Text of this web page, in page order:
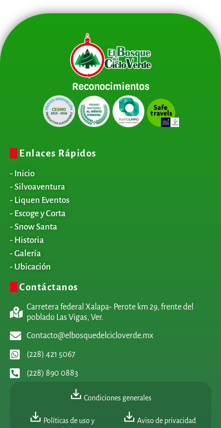
Reconocimientos
Enlaces Rápidos
- Inicio
- Silvoaventura
- Liquen Eventos
- Escoge y Corta
- Snow Santa
- Historia
- Galería
- Ubicación
Contáctanos
Carretera federal Xalapa- Perote km 29, frente del
poblado Las Vigas, Ver.
Contacto@elbosquedelcicloverde.mx
(228) 421 5067
(228) 890 0883
Condiciones generales
Políticas de uso y
Aviso de privacidad